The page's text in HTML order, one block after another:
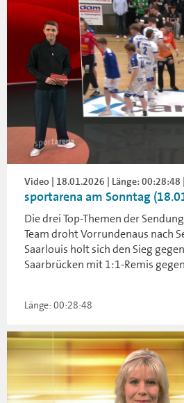
Video | 18.01.2026 | Länge: 00:28:48 |
sportarena am Sonntag
Die drei Top-Themen der
Team droht Vorrundenaus nach
Saarlouis holt sich den Sieg
Saarbrücken mit 1:1-Remis
Länge: 00:28:48